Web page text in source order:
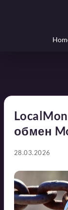
обмен
28.03.2026